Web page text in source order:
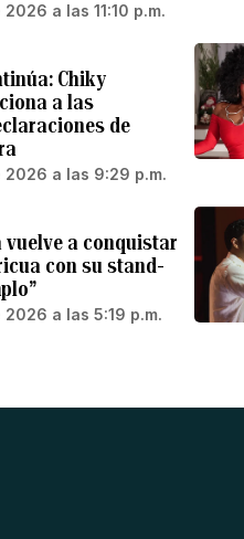
a las 11:10 p.m.
Chiky
a las
de
2026 a las 9:29 p.m.
vuelve a conquistar
con su stand-
a las 5:19 p.m.